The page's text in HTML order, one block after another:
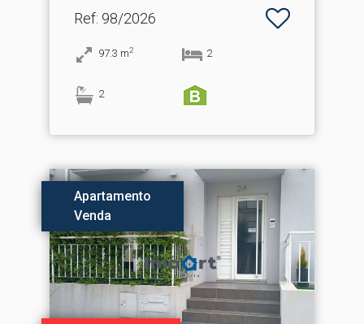
Ref: 98/2026
97.3 m2 2
2
Apartamento
Venda